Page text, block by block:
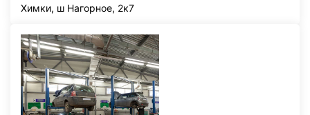
Химки, ш Нагорное, 2к7